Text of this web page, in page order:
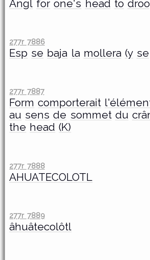
Angl for one's head to
277r 7886
Esp se baja la mollera (y se
277r 7887
Form comporterait
au sens de sommet du
the head (K)
277r 7888
AHUATECOLOTL
277r 7889
âhuâtecolôtl